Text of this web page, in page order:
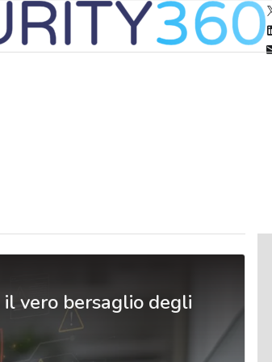
vero bersaglio degli